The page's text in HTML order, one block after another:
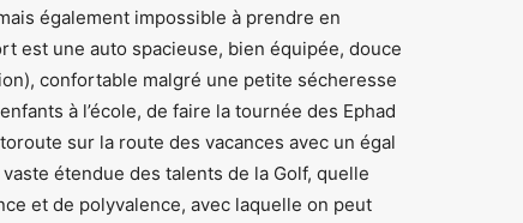
également impossible à prendre en
est une auto spacieuse, bien équipée, douce
confortable malgré une petite sécheresse
à l’école, de faire la tournée des Ephad
sur la route des vacances avec un égal
étendue des talents de la Golf, quelle
et de polyvalence, avec laquelle on peut